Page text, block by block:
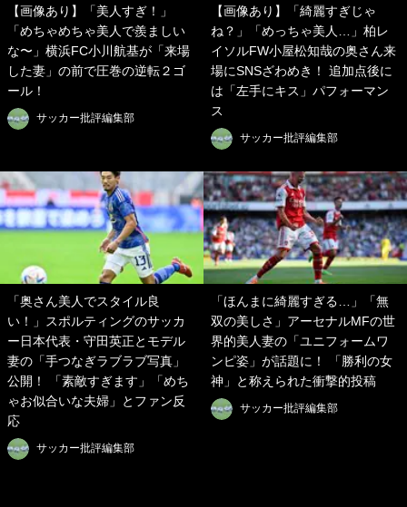
【画像あり】「美人すぎ！」
「めちゃめちゃ美人で羨ましい
な〜」横浜FC小川航基が「来場
した妻」の前で圧巻の逆転２ゴ
ール！
サッカー批評編集部
【画像あり】「綺麗すぎじゃ
ね？」「めっちゃ美人…」柏レ
イソルFW小屋松知哉の奥さん来
場にSNSざわめき！ 追加点後に
は「左手にキス」パフォーマン
ス
サッカー批評編集部
「奥さん美人でスタイル良
い！」スポルティングのサッカ
ー日本代表・守田英正とモデル
妻の「手つなぎラブラブ写真」
公開！ 「素敵すぎます」「めち
ゃお似合いな夫婦」とファン反
応
サッカー批評編集部
「ほんまに綺麗すぎる…」「無
双の美しさ」アーセナルMFの世
界的美人妻の「ユニフォームワ
ンピ姿」が話題に！ 「勝利の女
神」と称えられた衝撃的投稿
サッカー批評編集部